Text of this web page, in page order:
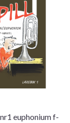
euphonium f-